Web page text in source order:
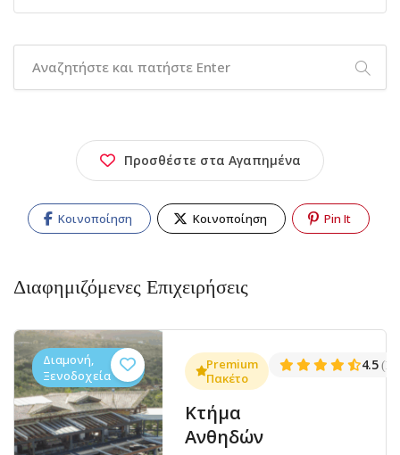
Προσθέστε στα Αγαπημένα
Κοινοποίηση Κοινοποίηση Pin It
Διαφημιζόμενες Επιχειρήσεις
(1381)
Διαμονή,
Ξενοδοχεία
Premium
Πακέτο
Κτήμα
Ανθηδών
4.5